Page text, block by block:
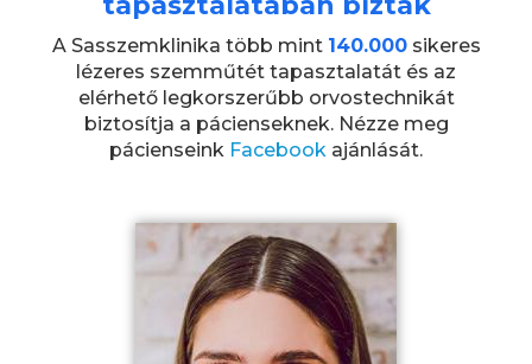
A Sasszemklinika több mint 140.000sikeres
lézeres szemműtét tapasztalatát és az
elérhető legkorszerűbb orvostechnikát
biztosítja a pácienseknek. Nézze meg
pácienseink Facebook ajánlását.